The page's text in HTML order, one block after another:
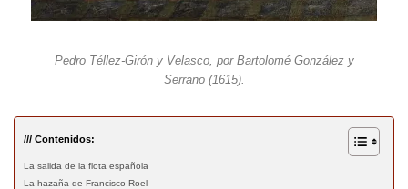
Pedro Téllez-Girón y Velasco, por Bartolomé González y
Serrano (1615).
/// Contenidos:
La salida de la flota española
La hazaña de Francisco Roel